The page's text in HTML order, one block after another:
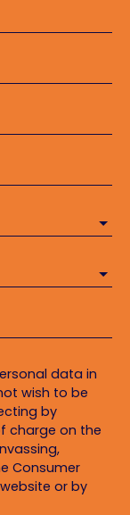
data in
wish to be
by
charge on the
Consumer
or by